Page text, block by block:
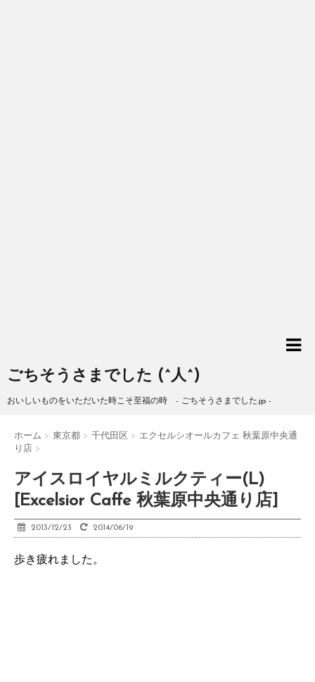
ごちそうさまでした (^人^)
おいしいものをいただいた時こそ至福の時 - ごちそうさまでした.jp -
ホーム > 東京都 > 千代田区 > エクセルシオールカフェ 秋葉原中央通
り店 >
アイスロイヤルミルクティー(L)
[Excelsior Caffe 秋葉原中央通り店]
2013/12/23 2014/06/19
歩き疲れました。